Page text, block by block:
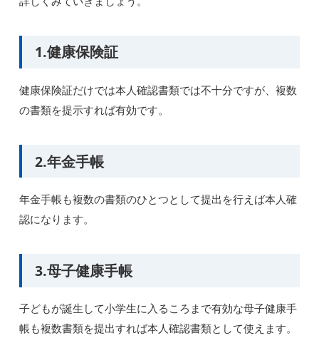
1.健康保険証
健康保険証だけでは本人確認書類では不十分ですが、複数
の書類を提示すれば有効です。
2.年金手帳
年金手帳も複数の書類のひとつとして提出を行えば本人確
認になります。
3.母子健康手帳
子どもが誕生して小学生に入るころまで有効な母子健康手
帳も複数書類を提出すれば本人確認書類として使えます。